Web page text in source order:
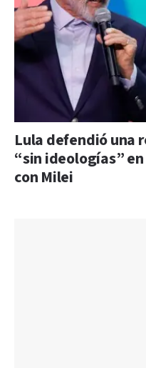
Lula defendió una
“sin ideologías”
con Milei